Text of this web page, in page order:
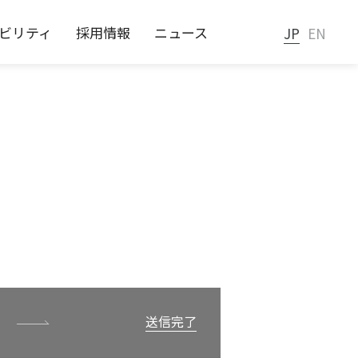
送信完了
リティ 採用情報 ニュース JP EN